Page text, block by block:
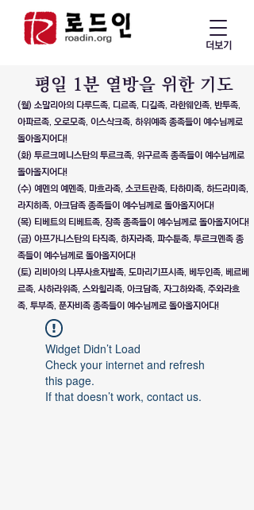
더보기
​평일 1분 열방을 위한 기도
(월) 소말리아의 다루드족, 디르족, 디길족, 라한웨인족, 반투족,
아파르족, 오로모족, 이스삭크족, 하위예족 종족들이 예수님께로
돌아올지어다!
(화) 투르크메니스탄의 투르크족, 위구르족 종족들이 예수님께로
돌아올지어다!
(수) 예멘의 예멘족, 마흐라족, 소코트란족, 타하미족, 하드라미족,
라지히족, 아크담족 종족들이 예수님께로 돌아올지어다!
(목) 티베트의 티베트족, 장족 종족들이 예수님께로 돌아올지어다!
(금) 아프가니스탄의 타직족, 하자라족, 파수툰족, 투르크멘족 종
족들이 예수님께로 돌아올지어다!
(토) 리비아의 나푸사흐자발족, 도마리기프시족, 베두인족, 베르베
르족, 사하라위족, 스와힐리족, 아크담족, 자그하와족, 주와라흐
족, 투부족, 푼자비족 종족들이 예수님께로 돌아올지어다!
Widget Didn’t Load
Check your internet and refresh
this page.
If that doesn’t work, contact us.